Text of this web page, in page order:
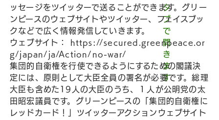
ッセージをツイッターで送ることができます。グリー
ンピースのウェブサイトやツイッター、フェイスブッ
クなどで広く情報発信していきます。
ウェブサイト： https://secured.greenpeace.or
g/japan/ja/Action/no-war/
集団的自衛権を行使できるようにするための閣議決
定には、原則として大臣全員の署名が必要です。総理
大臣も含めた19人の大臣のうち、１人が公明党の太
田昭宏議員です。グリーンピースの「集団的自衛権に
レッドカード！」ツイッターアクションウェブサイト